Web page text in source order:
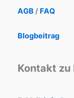
AGB / FAQ
Blogbeitrag
Kontakt zu